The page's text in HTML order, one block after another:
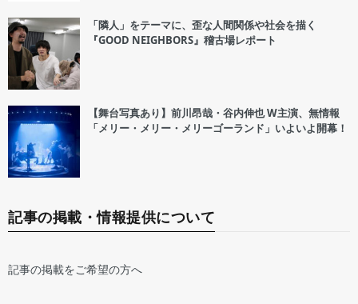
「隣人」をテーマに、歪な人間関係や社会を描く
『GOOD NEIGHBORS』稽古場レポート
【舞台写真あり】前川昂哉・谷内伸也 W主演、無情報
「メリー・メリー・メリーゴーランド」いよいよ開幕！
記事の掲載・情報提供について
記事の掲載をご希望の方へ